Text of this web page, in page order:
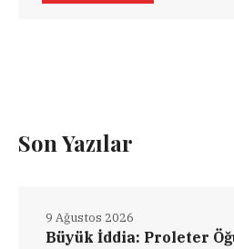
Son Yazılar
Büyük İddia: Proleter
9 Ağustos 2026